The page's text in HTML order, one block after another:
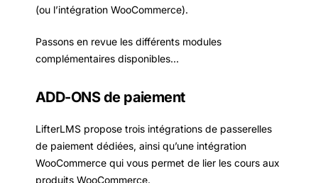
(ou l’intégration WooCommerce).
Passons en revue les différents modules
complémentaires disponibles…
ADD-ONS de paiement
LifterLMS propose trois intégrations de passerelles
de paiement dédiées, ainsi qu’une intégration
WooCommerce qui vous permet de lier les cours aux
produits WooCommerce.